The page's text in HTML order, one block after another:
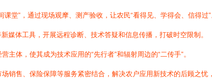
堂”，通过现场观摩、测产验收，让农民“看得见、学得会、信得过”
媒体工具，开展远程诊断、技术答疑和信息传播，打破时空限制。
主体，使其成为技术应用的“先行者”和辐射周边的“二传手”。
销售、保险保障等服务紧密结合，解决农户应用新技术的后顾之忧